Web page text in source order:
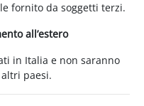
fornito da soggetti terzi.
all’estero
in Italia e non saranno
paesi.